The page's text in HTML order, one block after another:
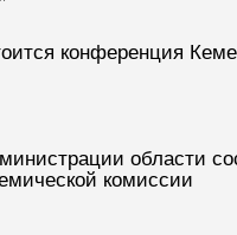
конференция
области
комиссии